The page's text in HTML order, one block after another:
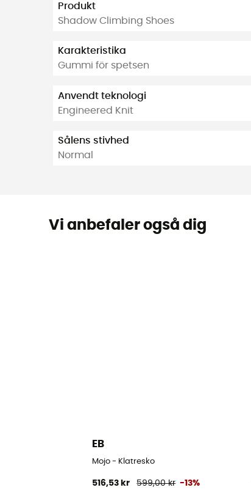
Produkt
Shadow Climbing Shoes
Karakteristika
Gummi för spetsen
Anvendt teknologi
Engineered Knit
Sålens stivhed
Normal
Vi anbefaler også dig
EB
Mojo - Klatresko
516,53 kr 599,00 kr -13%